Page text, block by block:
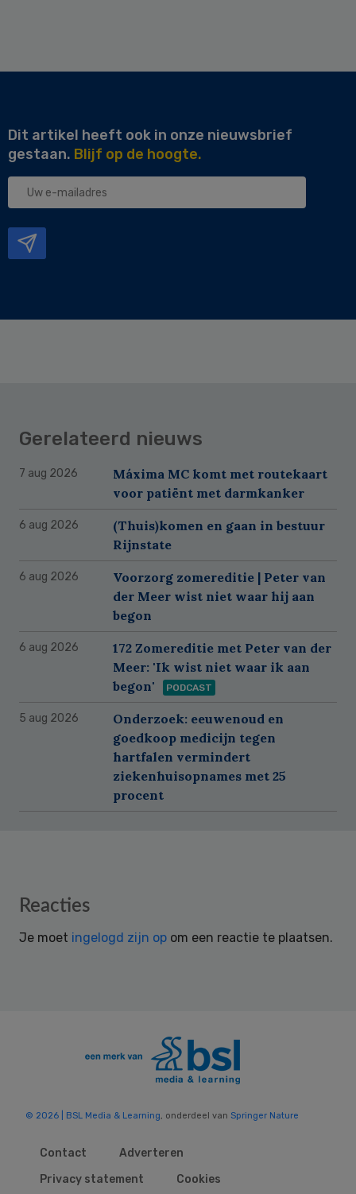
Dit artikel heeft ook in onze nieuwsbrief
gestaan. Blijf op de hoogte.
Uw
Gerelateerd nieuws
7 aug 2026
Máxima MC komt met routekaart
voor patiënt met darmkanker
6 aug 2026
(Thuis)komen en gaan in bestuur
Rijnstate
6 aug 2026
Voorzorg zomereditie | Peter van
der Meer wist niet waar hij aan
begon
6 aug 2026
172 Zomereditie met Peter van der
Meer: 'Ik wist niet waar ik aan
begon'
PODCAST
5 aug 2026
Onderzoek: eeuwenoud en
goedkoop medicijn tegen
hartfalen vermindert
ziekenhuisopnames met 25
procent
Reader
Reacties
Je moet ingelogd zijn op om een reactie te plaatsen.
© 2026 | BSL Media & Learning , onderdeel van Springer Nature
Contact
Adverteren
Privacy statement
Cookies